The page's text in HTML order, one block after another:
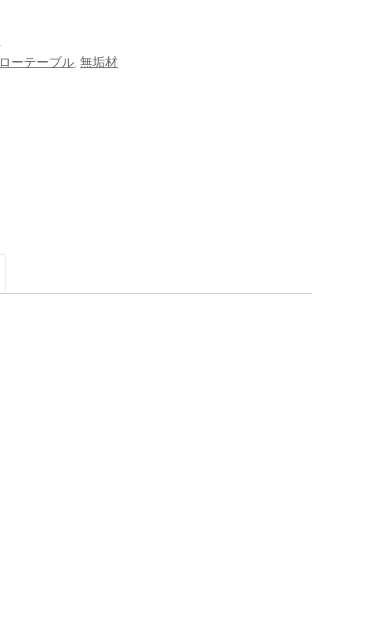
ローテーブル,無垢材